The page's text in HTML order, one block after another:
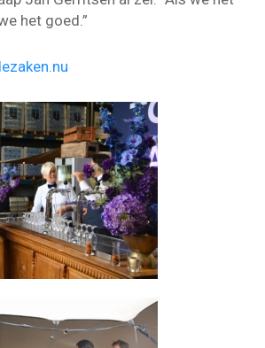
het goed.”